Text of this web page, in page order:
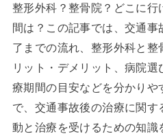
整形外科？整骨院？どこに
間は？この記事では、交通
了までの流れ、整形外科と整
リット・デメリット、病院
療期間の目安などを分かりや
で、交通事故後の治療に関
動と治療を受けるための知